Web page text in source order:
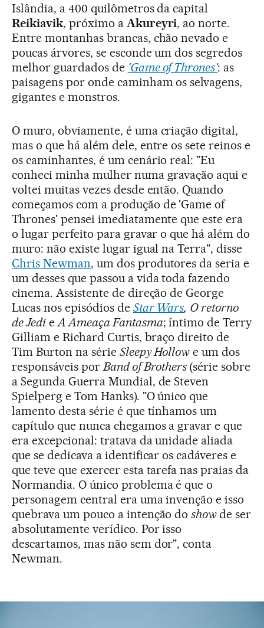
Islândia, a 400 quilômetros da capital
Reikiavik, próximo a Akureyri, ao norte.
Entre montanhas brancas, chão nevado e
poucas árvores, se esconde um dos segredos
melhor guardados de 'Game of Thrones': as
paisagens por onde caminham os selvagens,
gigantes e monstros.
O muro, obviamente, é uma criação digital,
mas o que há além dele, entre os sete reinos e
os caminhantes, é um cenário real: "Eu
conheci minha mulher numa gravação aqui e
voltei muitas vezes desde então. Quando
começamos com a produção de 'Game of
Thrones' pensei imediatamente que este era
o lugar perfeito para gravar o que há além do
muro: não existe lugar igual na Terra", disse
Chris Newman, um dos produtores da seria e
um desses que passou a vida toda fazendo
cinema. Assistente de direção de George
Lucas nos episódios de Star Wars, O retorno
de Jedie A Ameaça Fantasma; íntimo de Terry
Gilliam e Richard Curtis, braço direito de
Tim Burton na série Sleepy Hollow e um dos
responsáveis por Band of Brothers (série sobre
a Segunda Guerra Mundial, de Steven
Spielperg e Tom Hanks). "O único que
lamento desta série é que tínhamos um
capítulo que nunca chegamos a gravar e que
era excepcional: tratava da unidade aliada
que se dedicava a identificar os cadáveres e
que teve que exercer esta tarefa nas praias da
Normandia. O único problema é que o
personagem central era uma invenção e isso
quebrava um pouco a intenção doshowde ser
absolutamente verídico. Por isso
descartamos, mas não sem dor", conta
Newman.